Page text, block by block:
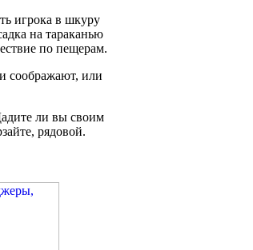
игрока в шкуру
на тараканью
по пещерам.
соображают, или
ли вы своим
рядовой.